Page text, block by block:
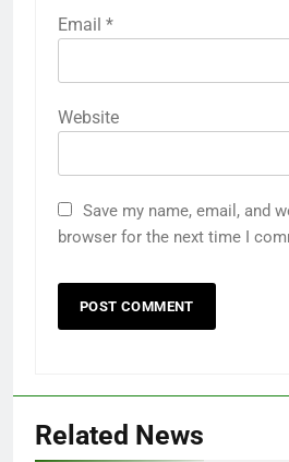
Email *
Website
Save my name, email, and
browser for the next time I
Related News